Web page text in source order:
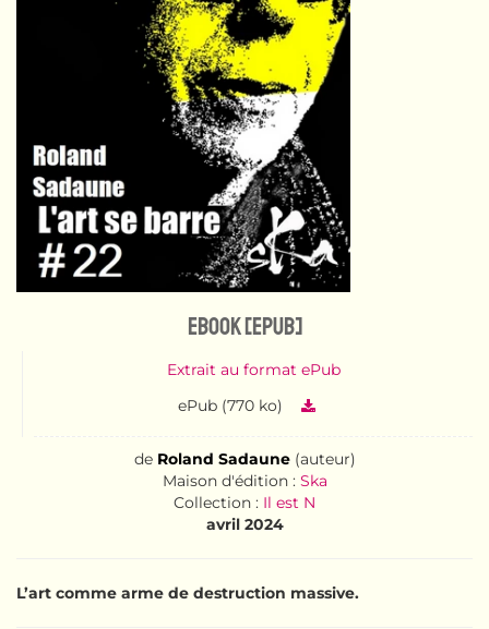
eBook [ePub]
Extrait au format ePub
ePub (770 ko)
de Roland Sadaune(auteur)
Maison d'édition : Ska
Collection : Il est N
avril 2024
L’art comme arme de destruction massive.